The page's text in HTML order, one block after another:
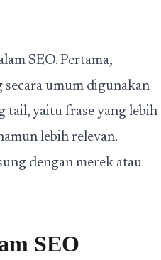
SEO. Pertama,
umum digunakan
tail, yaitu frase yang lebih
lebih relevan.
dengan merek atau
SEO